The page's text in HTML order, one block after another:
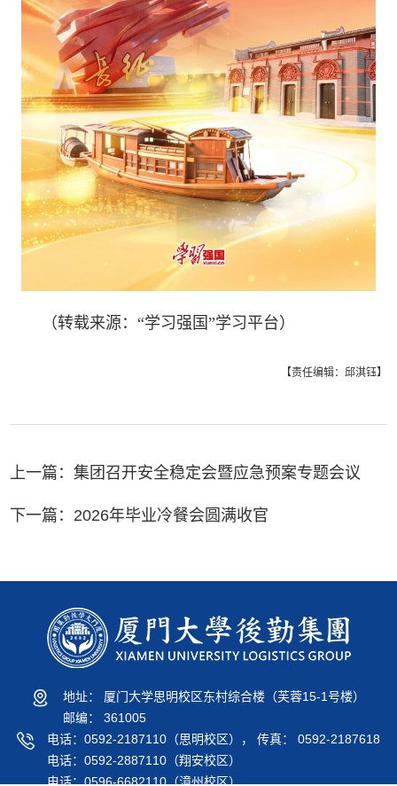
（转载来源：“学习强国”学习平台）
【责任编辑：邱淇钰】
上一篇：集团召开安全稳定会暨应急预案专题会议
下一篇： 2026年毕业冷餐会圆满收官
地址： 厦门大学思明校区东村综合楼（芙蓉15-1号楼）
邮编： 361005
电话：0592-2187110（思明校区）， 传真： 0592-2187618
电话：0592-2887110（翔安校区）
电话：0596-6682110（漳州校区）